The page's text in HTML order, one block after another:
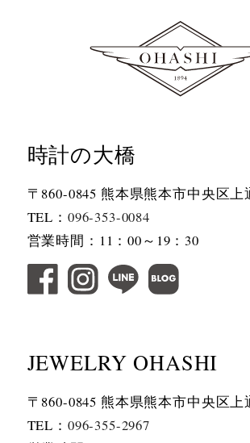
時計の大橋
〒860-0845 熊本県熊本市中央区上
TEL： 096-353-0084
営業時間：11：00～19：30
JEWELRY OHASHI
〒860-0845 熊本県熊本市中央区上
TEL： 096-355-2967